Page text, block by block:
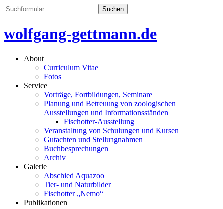
wolfgang-gettmann.de
About
Curriculum Vitae
Fotos
Service
Vorträge, Fortbildungen, Seminare
Planung und Betreuung von zoologischen
Ausstellungen und Informationsständen
Fischotter-Ausstellung
Veranstaltung von Schulungen und Kursen
Gutachten und Stellungnahmen
Buchbesprechungen
Archiv
Galerie
Abschied Aquazoo
Tier- und Naturbilder
Fischotter „Nemo“
Publikationen